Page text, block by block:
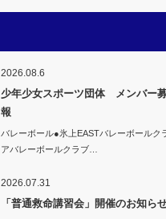
2026.08.6
少年少女スポーツ団体 メンバー
報
バレーボール●氷上EASTバレーボールク
アバレーボールクラブ…
2026.07.31
「普通救命講習会」開催のお知ら